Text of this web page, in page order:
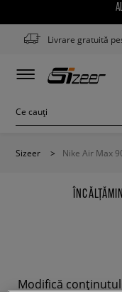
Livrare gratuită
Sizeer > Nike Air Max
Modifică